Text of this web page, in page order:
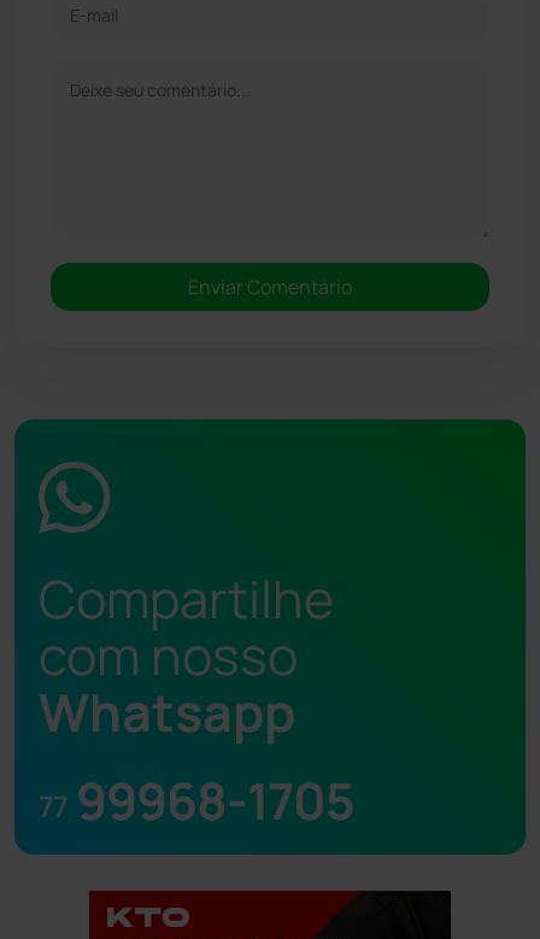
Compartilhe
com nosso
Whatsapp
77 99968-1705